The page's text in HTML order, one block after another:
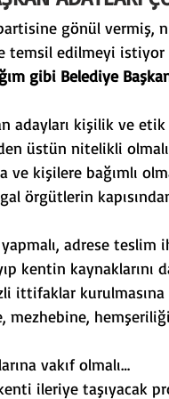
gönül vermiş,
temsil edilmeyi istiyor
gibi Belediye
adayları kişilik ve
üstün nitelikli
ve kişilere bağımlı
örgütlerin
adrese teslim
kentin
ittifaklar kurulmasına
mezhebine,
vakıf olmalı…
ileriye taşıyacak